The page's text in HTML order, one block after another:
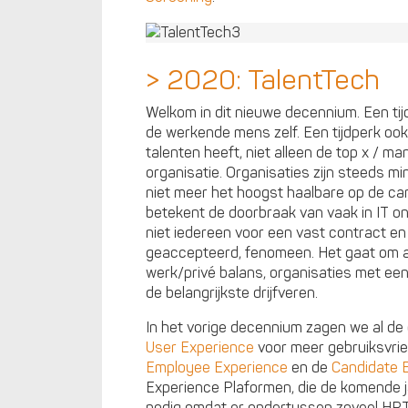
> 2020: TalentTech
Welkom in dit nieuwe decennium. Een
de werkende mens zelf. Een tijdperk
talenten heeft, niet alleen de top x /
organisatie. Organisaties zijn steeds
niet meer het hoogst haalbare op de
betekent de doorbraak van vaak in IT
niet iedereen voor een vast contract en
geaccepteerd, fenomeen. Het gaat om
werk/privé balans, organisaties met
de belangrijkste drijfveren.
In het vorige decennium zagen we al de
User Experience voor meer
Employee Experience en de Candidate
Experience Plaformen, die de